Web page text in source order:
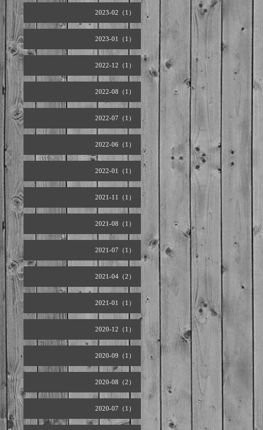
2023-02（1）
2023-01（1）
2022-12（1）
2022-08（1）
2022-07（1）
2022-06（1）
2022-01（1）
2021-11（1）
2021-08（1）
2021-07（1）
2021-04（2）
2021-01（1）
2020-12（1）
2020-09（1）
2020-08（2）
2020-07（1）